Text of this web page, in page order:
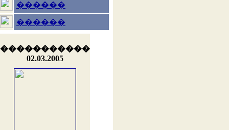
������
������
�����������
02.03.2005